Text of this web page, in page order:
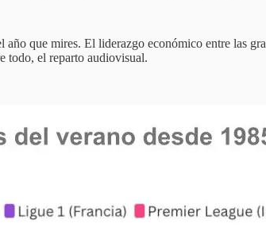
año que mires. El liderazgo económico entre las
todo, el reparto audiovisual.